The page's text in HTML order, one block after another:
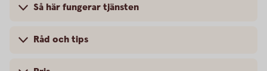
Så här fungerar tjänsten
Råd och tips